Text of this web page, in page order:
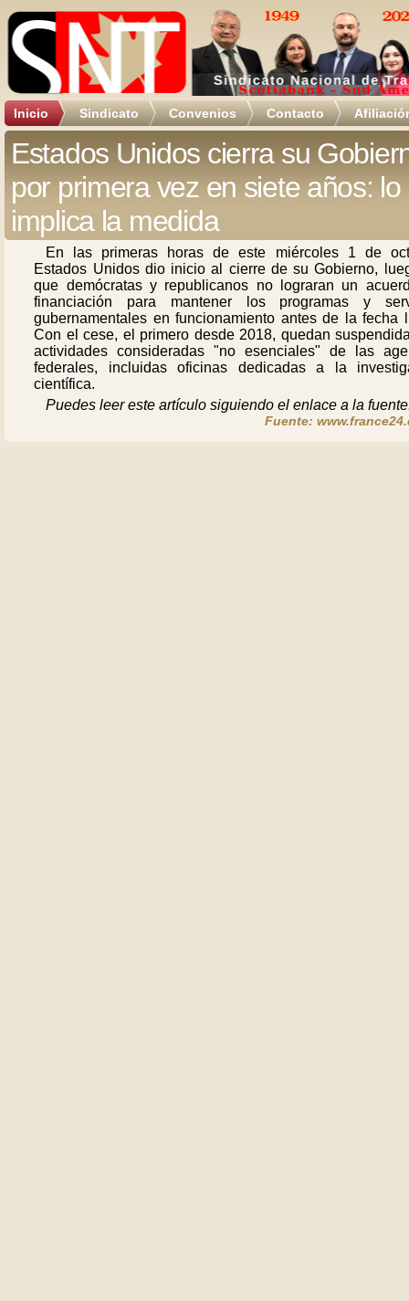
Inicio Sindicato Convenios Contacto
Estados Unidos cierra su
por primera vez en siete años: lo
implica la medida
En las primeras horas de este miércoles 1 de
Estados Unidos dio inicio al cierre de su Gobierno,
que demócratas y republicanos no lograran un
financiación para mantener los programas y
gubernamentales en funcionamiento antes de la fecha
Con el cese, el primero desde 2018, quedan
actividades consideradas "no esenciales" de las
federales, incluidas oficinas dedicadas a la
científica.
Puedes leer este artículo siguiendo el enlace a la
Fuente: